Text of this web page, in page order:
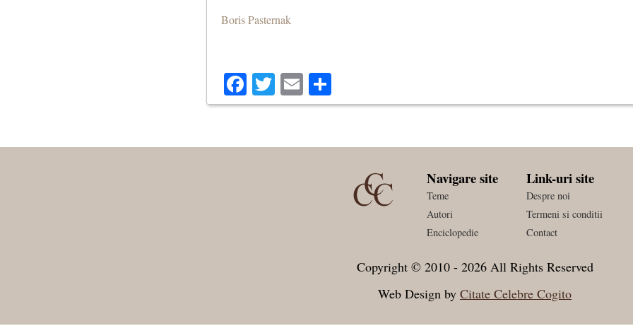
Boris Pasternak
Facebook
Twitter
Email
Navigare site
Teme
Autori
Enciclopedie
Link-uri site
Despre noi
Termeni si conditii
Contact
Copyright © 2010 - 2026 All Rights Reserved
Web Design by Citate Celebre Cogito